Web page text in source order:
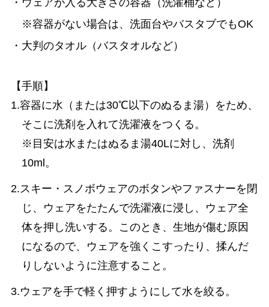
※容器がない場合は、洗面台やバスタブでもOK
・大判のタオル（バスタオルなど）
【手順】
1.容器に水（または30℃以下のぬるま湯）をため、
そこに洗剤を入れて洗濯液をつくる。
※目安は水またはぬるま湯40Lに対し、洗剤
10ml。
2.スキー・スノボウェアのボタンやファスナーを閉
じ、ウェアをたたんで洗濯液に浸し、ウェア全
体を押し洗いする。このとき、生地が傷む原因
になるので、ウェアを強くこすったり、揉んだ
りしないように注意すること。
3.ウェアを手で軽く押すようにして水を絞る。